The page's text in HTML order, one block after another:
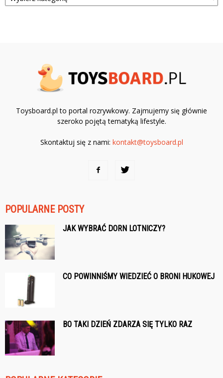
Toysboard.pl to portal rozrywkowy. Zajmujemy się głównie
szeroko pojętą tematyką lifestyle.
Skontaktuj się z nami: kontakt@toysboard.pl
POPULARNE POSTY
JAK WYBRAĆ DORN LOTNICZY?
CO POWINNIŚMY WIEDZIEĆ O BRONI HUKOWEJ
BO TAKI DZIEŃ ZDARZA SIĘ TYLKO RAZ